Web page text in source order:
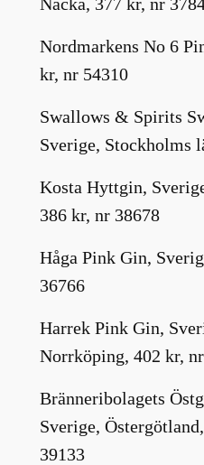
Nordmarkens No 6
kr, nr 54310
Swallows & Spirits
Sverige, Stockholms
Kosta Hyttgin,
386 kr, nr 38678
Håga Pink Gin,
36766
Harrek Pink Gin,
Norrköping, 402 kr,
Bränneribolagets
Sverige,
39133